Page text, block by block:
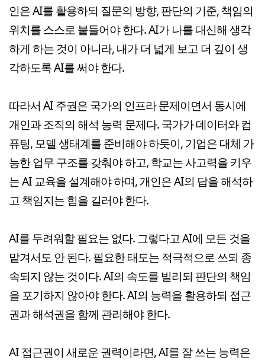
인은 AI를 활용하되 질문의 방향, 판단의 기준, 책임의
위치를 스스로 붙들어야 한다. AI가 나를 대신해 생각
하게 하는 것이 아니라, 내가 더 넓게 보고 더 깊이 생
각하도록 AI를 써야 한다.
따라서 AI 주권은 국가의 인프라 문제이면서 동시에
개인과 조직의 해석 능력 문제다. 국가가 데이터와 컴
퓨팅, 모델 생태계를 준비해야 하듯이, 기업은 대체 가
능한 업무 구조를 갖춰야 하고, 학교는 사고력을 키우
는 AI 교육을 설계해야 하며, 개인은 AI의 답을 해석하
고 책임지는 힘을 길러야 한다.
AI를 두려워할 필요는 없다. 그렇다고 AI에 모든 것을
맡겨서도 안 된다. 필요한 태도는 적극적으로 쓰되 종
속되지 않는 것이다. AI의 속도를 빌리되 판단의 책임
을 포기하지 않아야 한다. AI의 능력을 활용하되 접근
권과 해석권을 함께 관리해야 한다.
AI 접근권이 새로운 권력이라면, AI를 잘 쓰는 능력은